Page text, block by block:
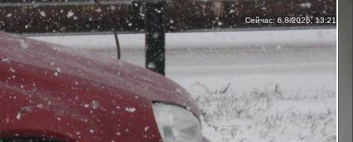
Сейчас: 6.8.2026, 13:21